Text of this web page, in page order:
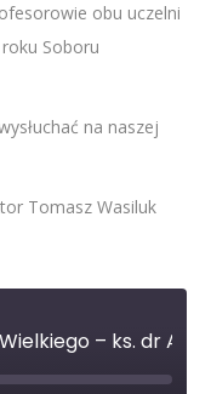
obu uczelni
Soboru
na naszej
Tomasz Wasiluk